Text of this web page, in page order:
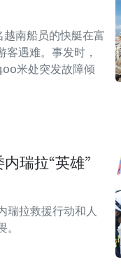
南船员的快艇在富
客遇难。事发时，
米处突发故障倾
瑞拉“英雄”
瑞拉救援行动和人